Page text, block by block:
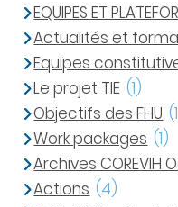
EQUIPES ET
Actualités et
Equipes
Le projet TIE (1)
Objectifs des FHU
Work packages (1)
Archives COREVIH
Actions (4)